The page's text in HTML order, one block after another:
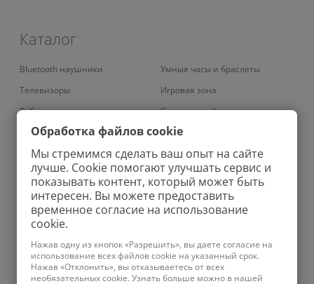
Каталог
Bluetooth наушники
Телевизоры
Роботы-пылесосы
Умные кондиционеры
Вертикальные пылесосы
Колонки
Проекторы
Роботы-мойщики окон
Планшеты
Телефоны
Умные часы и браслеты
Игровая зона
Смарт-устройства
Умный дом
Аудио
Велосипеды
Зарядные устройства
Бритвы
Фены
Ирригаторы
Обработка файлов cookie
Мы стремимся сделать ваш опыт на сайте
лучше. Cookie помогают улучшать сервис и
показывать контент, который может быть
интересен. Вы можете предоставить
временное согласие на использование
cookie.
Нажав одну из кнопок «Разрешить», вы даете согласие на
использование всех файлов cookie на указанный срок.
Нажав «Отклонить», вы отказываетесь от всех
необязательных cookie. Узнать больше можно в нашей